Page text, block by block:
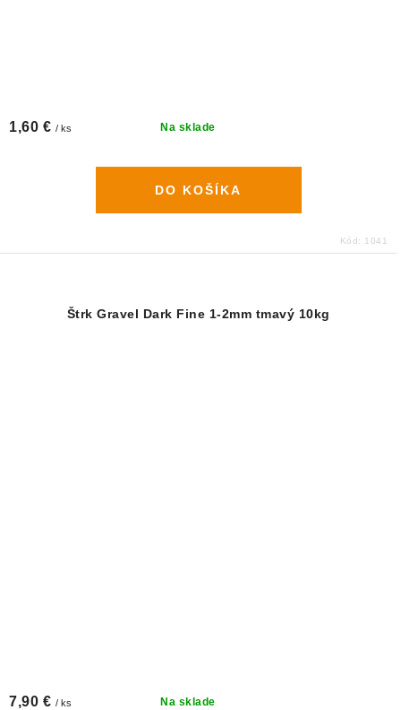
Na sklade
1,60 € / ks
DO KOŠÍKA
Kód: 1041
Štrk Gravel Dark Fine 1-2mm tmavý 10kg
Na sklade
7,90 € / ks